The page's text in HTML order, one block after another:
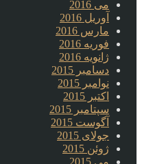
می 2016
آوریل 2016
مارس 2016
فوریه 2016
ژانویه 2016
دسامبر 2015
نوامبر 2015
اکتبر 2015
سپتامبر 2015
آگوست 2015
جولای 2015
ژوئن 2015